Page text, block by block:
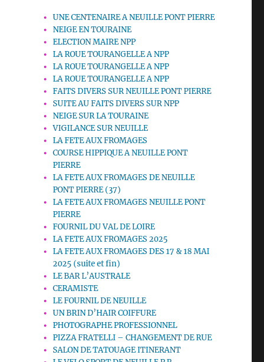
UNE CENTENAIRE A NEUILLE PONT PIERRE
NEIGE EN TOURAINE
ELECTION MAIRE NPP
LA ROUE TOURANGELLE A NPP
LA ROUE TOURANGELLE A NPP
LA ROUE TOURANGELLE A NPP
FAITS DIVERS SUR NEUILLE PONT PIERRE
SUITE AU FAITS DIVERS SUR NPP
NEIGE SUR LA TOURAINE
VIGILANCE SUR NEUILLE
LA FETE AUX FROMAGES
COURSE HIPPIQUE A NEUILLE PONT
PIERRE
LA FETE AUX FROMAGES DE NEUILLE
PONT PIERRE (37)
LA FETE AUX FROMAGES NEUILLE PONT
PIERRE
FOURNIL DU VAL DE LOIRE
LA FETE AUX FROMAGES 2025
LA FETE AUX FROMAGES DES 17 & 18 MAI
2025 (suite et fin)
LE BAR L’AUSTRALE
CERAMISTE
LE FOURNIL DE NEUILLE
UN BRIN D’HAIR COIFFURE
PHOTOGRAPHE PROFESSIONNEL
PIZZA FRATELLI – CHANGEMENT DE RUE
SALON DE TATOUAGE ITINERANT